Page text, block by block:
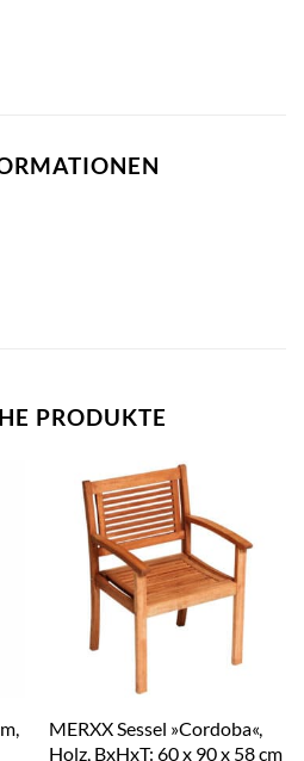
PRODUKTE
MERXX Sessel »Cordoba«,
Holz, BxHxT: 60 x 90 x 58 cm